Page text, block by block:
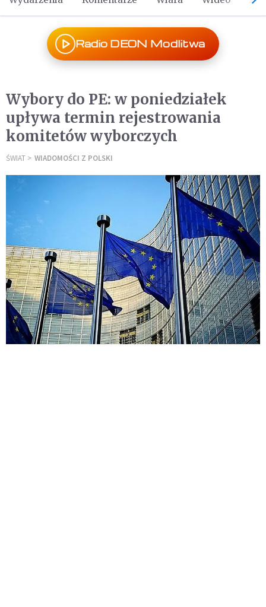
Radio DEON Modlitwa
Wybory do PE: w poniedziałek
upływa termin rejestrowania
komitetów wyborczych
ŚWIAT WIADOMOŚCI Z POLSKI